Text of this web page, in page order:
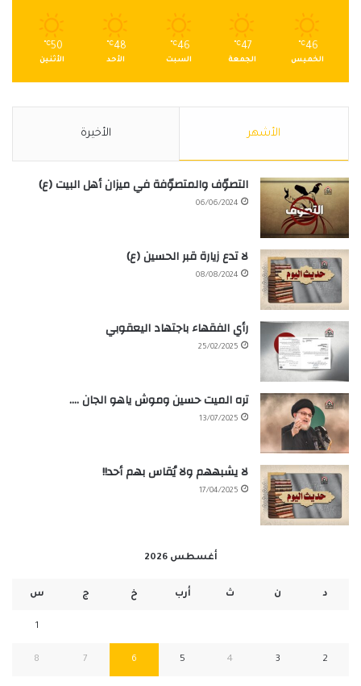
46
℃
الخميس
47
℃
الجمعة
46
℃
السبت
48
℃
الأحد
50
℃
الأثنين
الأشهر الأخيرة
التصوّف والمتصوّفة في ميزان أهل البيت (ع)
06/06/2024
لا تدع زيارة قبر الحسين (ع)
08/08/2024
رأي الفقهاء باجتهاد اليعقوبي
25/02/2025
تره الميت حسين وموش ياهو الجان ….
13/07/2025
لا يشبههم ولا يُقاس بهم أحد!!
17/04/2025
أغسطس 2026
د ن ث أرب خ ج س
1
2
3
4
5
6
7
8